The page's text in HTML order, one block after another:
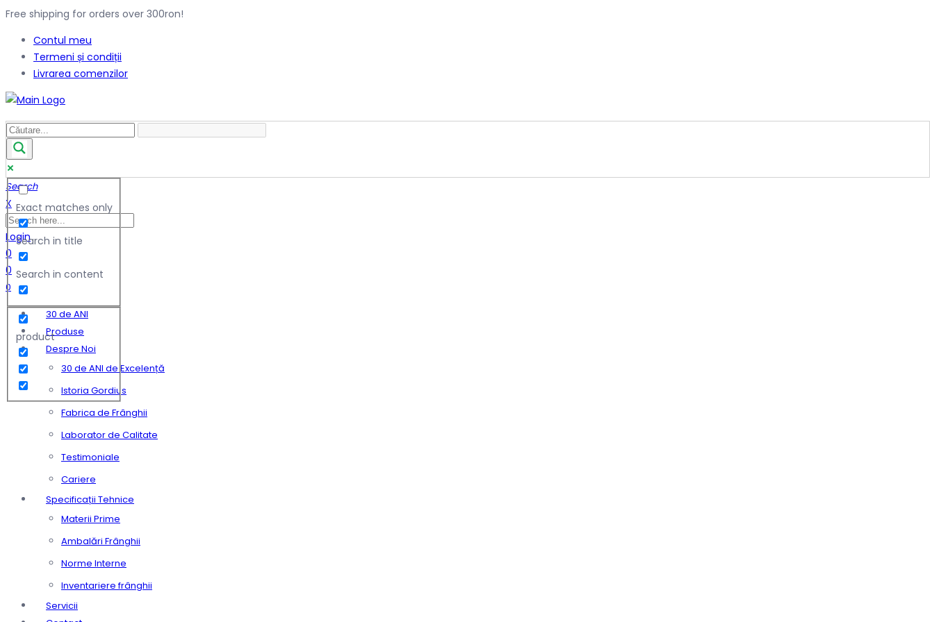
Free shipping for orders over 300ron!
Contul meu
Termeni și condiții
Livrarea comenzilor
Exact matches only
Search in title
Search in content
product
Search
X
Login
0
0
0
30 de ANI
Produse
Despre Noi
30 de ANI de Excelență
Istoria Gordius
Fabrica de Frânghii
Laborator de Calitate
Testimoniale
Cariere
Specificații Tehnice
Materii Prime
Ambalări Frânghii
Norme Interne
Inventariere frânghii
Servicii